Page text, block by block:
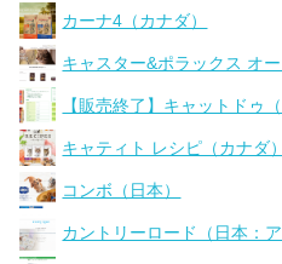
カーナ4（カナダ）
キャスター&ポラックス オ
【販売終了】キャットドゥ（
キャティト レシピ（カナダ）
コンボ（日本）
カントリーロード（日本：ア